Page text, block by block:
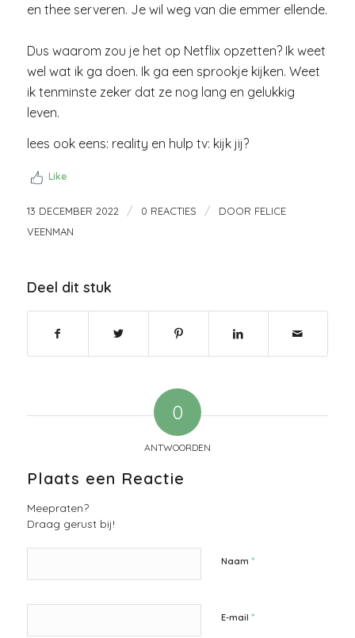
en thee serveren. Je wil weg van die emmer ellende.
Dus waarom zou je het op Netflix opzetten? Ik weet
wel wat ik ga doen. Ik ga een sprookje kijken. Weet
ik tenminste zeker dat ze nog lang en gelukkig
leven.
lees ook eens: reality en hulp tv: kijk jij?
Like
13 DECEMBER 2022 / 0 REACTIES / DOOR FELICE
VEENMAN
Deel dit stuk
0
ANTWOORDEN
Plaats een Reactie
Meepraten?
Draag gerust bij!
Naam *
E-mail *